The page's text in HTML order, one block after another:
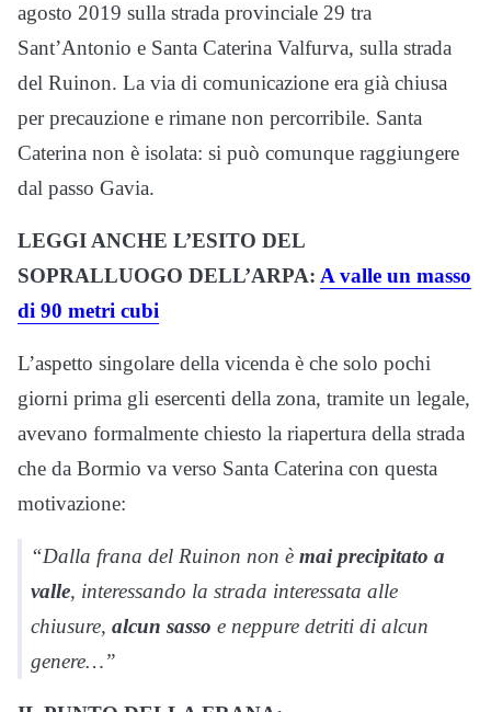
agosto 2019 sulla strada provinciale 29 tra
Sant’Antonio e Santa Caterina Valfurva, sulla strada
del Ruinon. La via di comunicazione era già chiusa
per precauzione e rimane non percorribile. Santa
Caterina non è isolata: si può comunque raggiungere
dal passo Gavia.
LEGGI ANCHE L’ESITO DEL
SOPRALLUOGO DELL’ARPA: A valle un masso
di 90 metri cubi
L’aspetto singolare della vicenda è che solo pochi
giorni prima gli esercenti della zona, tramite un legale,
avevano formalmente chiesto la riapertura della strada
che da Bormio va verso Santa Caterina con questa
motivazione:
“Dalla frana del Ruinon non è mai precipitato a
valle, interessando la strada interessata alle
chiusure, alcun sasso e neppure detriti di alcun
genere…”